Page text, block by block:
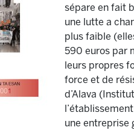
sépare en fait
une lutte a
plus faible
590 euros par
leurs propres
force et de
d’Alava
une entreprise